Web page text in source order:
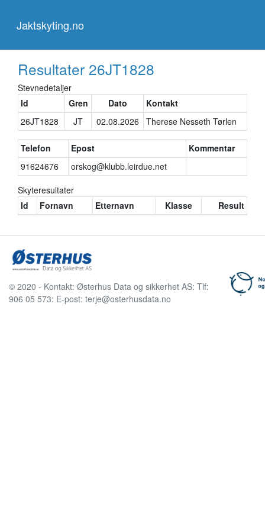
Jaktskyting.no
Resultater 26JT1828
Stevnedetaljer
Id
Gren Dato
Kontakt
26JT1828
JT 02.08.2026 Therese Nesseth Tørlen
Telefon Epost
Kommentar
91624676
orskog@klubb.leirdue.net
Skyteresultater
Id
Fornavn Etternavn Klasse Result
© 2020 - Kontakt: Østerhus Data og sikkerhet AS: Tlf:
906 05 573: E-post: terje@osterhusdata.no